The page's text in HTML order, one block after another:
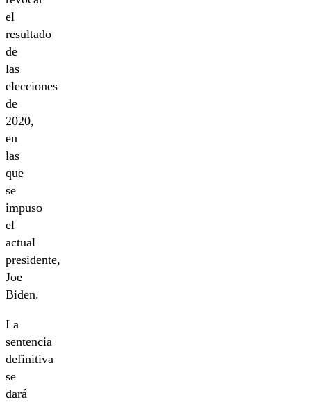
el
resultado
de
las
elecciones
de
2020,
en
las
que
se
impuso
el
actual
presidente,
Joe
Biden.
La
sentencia
definitiva
se
dará